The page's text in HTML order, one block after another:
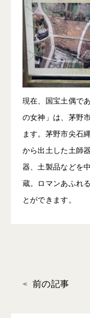
現在、国宝土偶で
の女神」は、茅野
ます。茅野市尖石
から出土した土師
器、土製品などを
蔵。ロマンあふれ
とができます。
前の記事